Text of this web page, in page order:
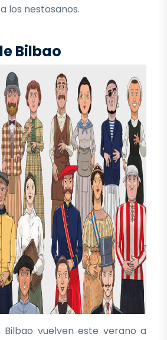
los nestosanos.
Bilbao
Bilbao vuelven este verano a